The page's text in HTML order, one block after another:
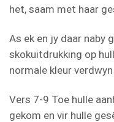
het, saam met haar
As ek en jy daar naby
skokuitdrukking op
normale kleur
Vers 7-9 Toe hulle
gekom en vir hulle